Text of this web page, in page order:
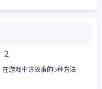
2
游戏中讲故事的5种方法